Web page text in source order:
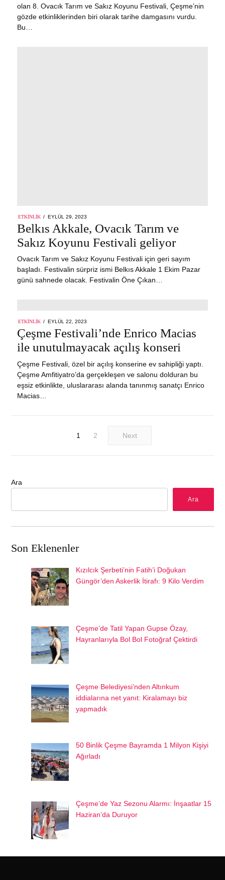
olan 8. Ovacık Tarım ve Sakız Koyunu Festivali, Çeşme’nin
gözde etkinliklerinden biri olarak tarihe damgasını vurdu.
Bu…
ETKINLIK
POSTED
EYLÜL 29, 2023
Belkıs Akkale, Ovacık Tarım ve
Sakız Koyunu Festivali geliyor
Ovacık Tarım ve Sakız Koyunu Festivali için geri sayım
başladı. Festivalin sürpriz ismi Belkıs Akkale 1 Ekim Pazar
günü sahnede olacak. Festivalin Öne Çıkan…
ETKINLIK
POSTED
EYLÜL 22, 2023
Çeşme Festivali’nde Enrico Macias
ile unutulmayacak açılış konseri
Çeşme Festivali, özel bir açılış konserine ev sahipliği yaptı.
Çeşme Amfitiyatro’da gerçekleşen ve salonu dolduran bu
eşsiz etkinlikte, uluslararası alanda tanınmış sanatçı Enrico
Macias…
1 2 Next
Ara
Ara
Son Eklenenler
Kızılcık Şerbeti’nin Fatih’i Doğukan
Güngör’den Askerlik İtirafı: 9 Kilo Verdim
Çeşme’de Tatil Yapan Gupse Özay,
Hayranlarıyla Bol Bol Fotoğraf Çektirdi
Çeşme Belediyesi’nden Altınkum
iddialarına net yanıt: Kiralamayı biz
yapmadık
50 Binlik Çeşme Bayramda 1 Milyon Kişiyi
Ağırladı
Çeşme’de Yaz Sezonu Alarmı: İnşaatlar 15
Haziran’da Duruyor